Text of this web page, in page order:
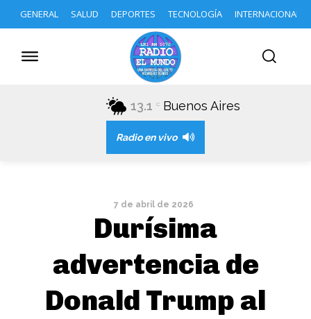
GENERAL SALUD DEPORTES TECNOLOGÍA INTERNACIONAL
13.1 C Buenos Aires
Radio en vivo
7 de abril de 2026
Durísima
advertencia de
Donald Trump al